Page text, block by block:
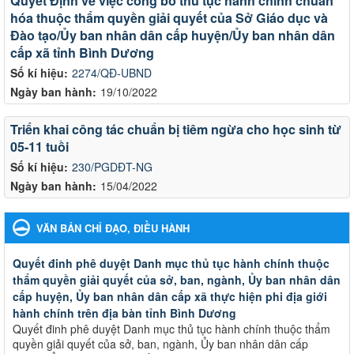
Số kí hiệu: 2274/QĐ-UBND
Ngày ban hành: 19/10/2022
hóa thuộc thẩm quyền giải quyết của Sở Giáo dục và
Đào tạo/Ủy ban nhân dân cấp huyện/Ủy ban nhân dân
cấp xã tỉnh Bình Dương
Số kí hiệu: 230/PGDĐT-NG
Ngày ban hành: 15/04/2022
Triển khai công tác chuẩn bị tiêm ngừa cho học sinh từ
05-11 tuồi
VĂN BẢN CHỈ ĐẠO, ĐIỀU HÀNH
Quyết đinh phê duyệt Danh mục thủ tục hành chính thuộc
thẩm quyền giải quyết của sở, ban, ngành, Ủy ban nhân dân
cấp huyện, Ủy ban nhân dân cấp xã thực hiện phi địa giới
hành chính trên địa bàn tỉnh Bình Dương
Quyết đinh phê duyệt Danh mục thủ tục hành chính thuộc thẩm
quyền giải quyết của sở, ban, ngành, Ủy ban nhân dân cấp